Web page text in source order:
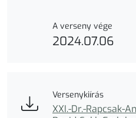
A verseny vége
2024.07.06
Versenykiírás
XXI.-Dr.-Rapcsak-